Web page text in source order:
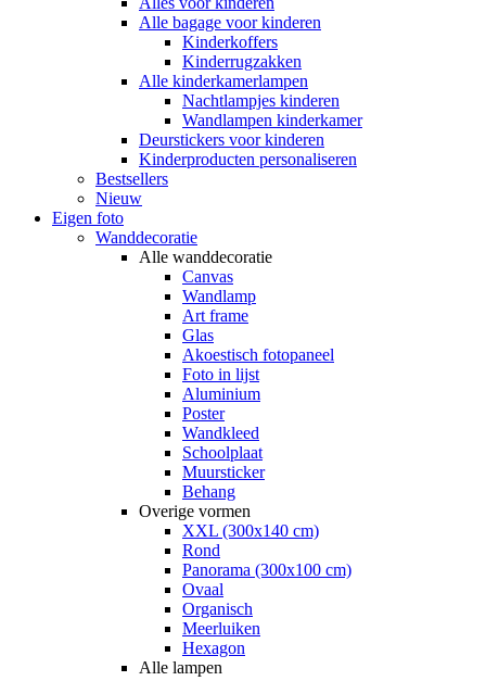
Alle bagage voor kinderen
Kinderkoffers
Kinderrugzakken
Alle kinderkamerlampen
Nachtlampjes kinderen
Wandlampen kinderkamer
Deurstickers voor kinderen
Kinderproducten personaliseren
Bestsellers
Nieuw
Eigen foto
Wanddecoratie
Alle wanddecoratie
Canvas
Wandlamp
Art frame
Glas
Akoestisch fotopaneel
Foto in lijst
Aluminium
Poster
Wandkleed
Schoolplaat
Muursticker
Behang
Overige vormen
XXL (300x140 cm)
Rond
Panorama (300x100 cm)
Ovaal
Organisch
Meerluiken
Hexagon
Alle lampen